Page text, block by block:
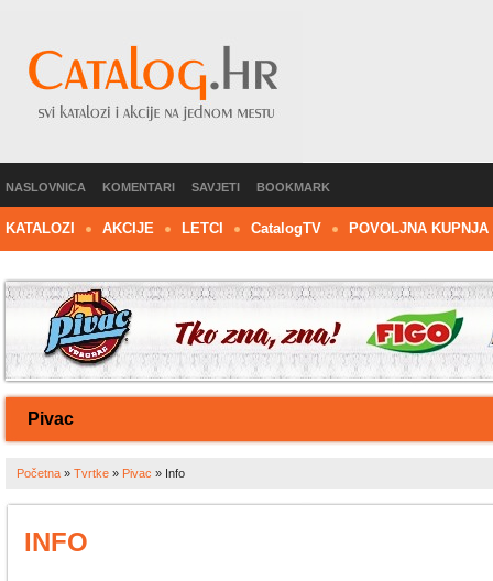
NASLOVNICA KOMENTARI SAVJETI BOOKMARK
KATALOZI AKCIJE LETCI CatalogTV POVOLJNA KUPNJA
Pivac
Početna » Tvrtke » Pivac » Info
INFO